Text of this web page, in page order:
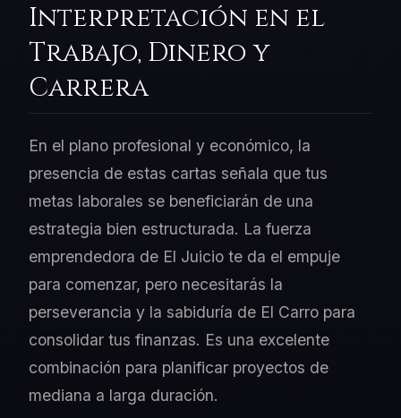
Interpretación en el
Trabajo, Dinero y
Carrera
En el plano profesional y económico, la
presencia de estas cartas señala que tus
metas laborales se beneficiarán de una
estrategia bien estructurada. La fuerza
emprendedora de El Juicio te da el empuje
para comenzar, pero necesitarás la
perseverancia y la sabiduría de El Carro para
consolidar tus finanzas. Es una excelente
combinación para planificar proyectos de
mediana a larga duración.